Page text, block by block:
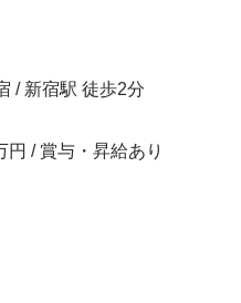
/ 新宿駅 徒歩2分
/ 賞与・昇給あり